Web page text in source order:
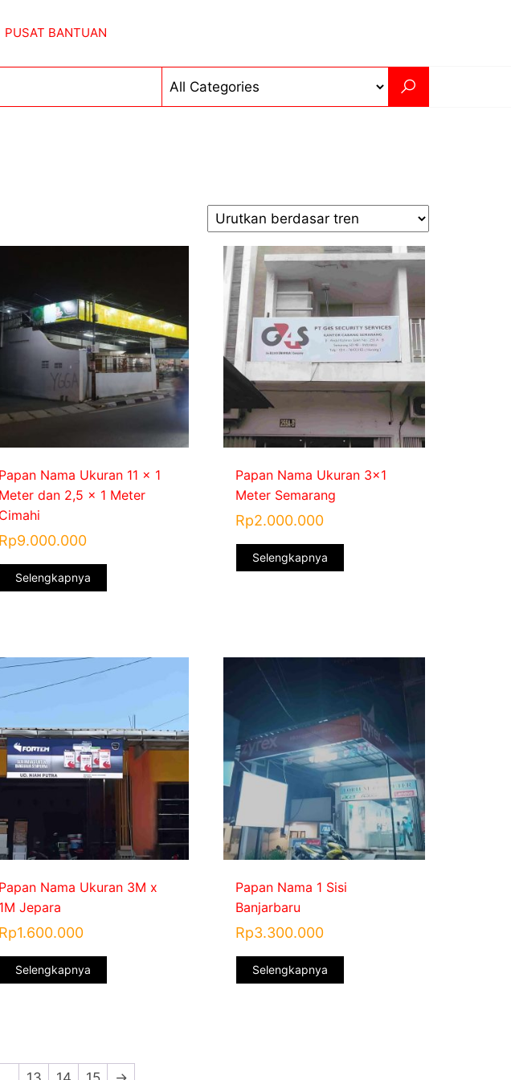
PUSAT BANTUAN
Papan Nama Ukuran 11 x 1
Meter dan 2,5 x 1 Meter
Cimahi
Rp9.000.000
Selengkapnya
Papan Nama Ukuran 3×1
Meter Semarang
Rp2.000.000
Selengkapnya
Papan Nama Ukuran 3M x
1M Jepara
Rp1.600.000
Selengkapnya
Papan Nama 1 Sisi
Banjarbaru
Rp3.300.000
Selengkapnya